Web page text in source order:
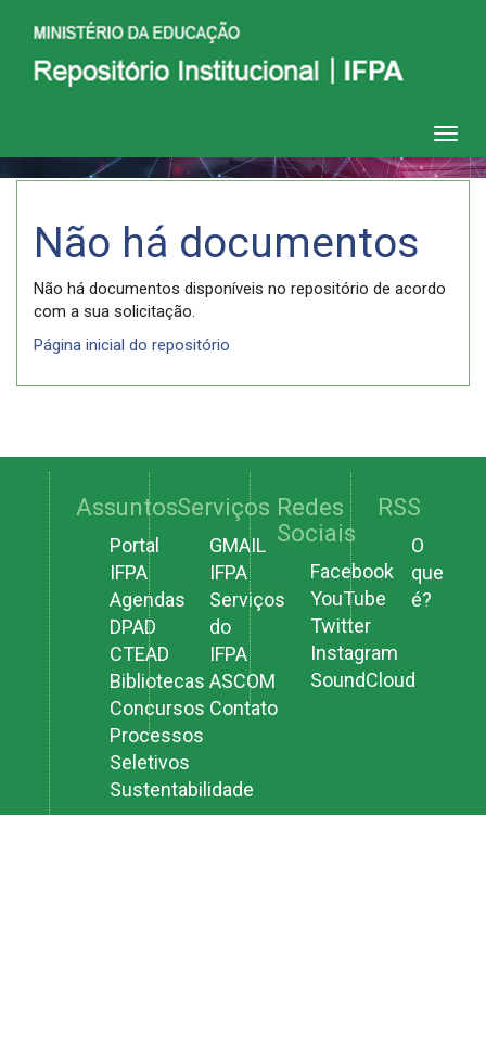
navigation
Não há documentos
Não há documentos disponíveis no repositório de acordo
com a sua solicitação.
Página inicial do repositório
Assuntos
Portal
IFPA
Agendas
DPAD
CTEAD
Bibliotecas
Concursos
Processos
Seletivos
Sustentabilidade
Serviços
GMAIL
IFPA
Serviços
do
IFPA
ASCOM
Contato
Redes
Sociais
Facebook
YouTube
Twitter
Instagram
SoundCloud
RSS
O
que
é?